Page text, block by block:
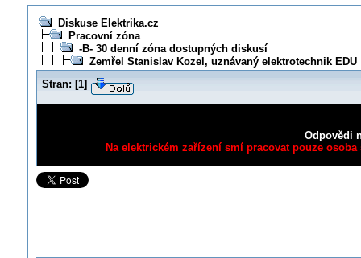
Diskuse Elektrika.cz
Pracovní zóna
-B- 30 denní zóna dostupných diskusí
Zemřel Stanislav Kozel, uznávaný elektrotechnik EDU
Stran: [1]
Odpovědi
Na elektrickém zařízení smí pracovat pouze